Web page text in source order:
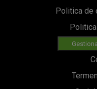
Politica de